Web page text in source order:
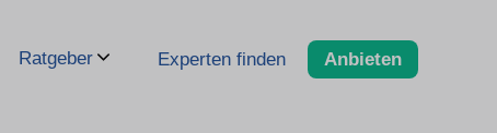
Ratgeber Experten finden Anbieten